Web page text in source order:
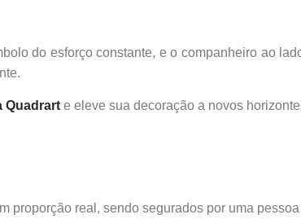
do esforço constante, e o companheiro ao
Quadrart e eleve sua decoração a novos
proporção real, sendo segurados por uma